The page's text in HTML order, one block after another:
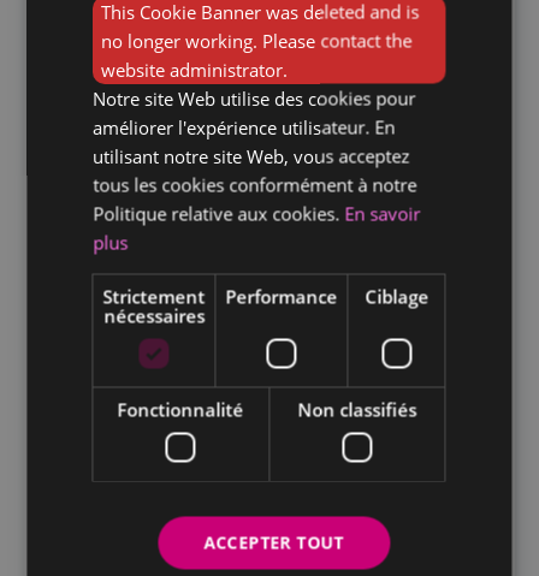
processus efficace pour
trouver un demi-chef de
partie en Belgique (H/F/X)
Pour attirer les meilleurs talents, pensez à
mettre en avant les atouts de votre
établissement :
notoriété,
opportunités d’évolution,
avantages,
etc.
Soyez également transparent sur les horaires
(soirs, weekends, jours fériés) et
Par ailleurs, insistez sur les perspectives de
DUTCH
This Cookie Banner was deleted and is
no longer working. Please contact the
website administrator.
Notre site Web utilise des cookies pour
améliorer l'expérience utilisateur. En
utilisant notre site Web, vous acceptez
tous les cookies conformément à notre
Politique relative aux cookies. En savoir
plus
Strictement
nécessaires
Performance Ciblage
Fonctionnalité Non classifiés
ACCEPTER TOUT